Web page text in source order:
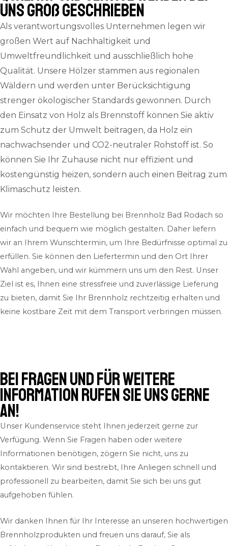
uns groß geschrieben
Als verantwortungsvolles Unternehmen legen wir
großen Wert auf Nachhaltigkeit und
Umweltfreundlichkeit und ausschließlich hohe
Qualität. Unsere Hölzer stammen aus regionalen
Wäldern und werden unter Berücksichtigung
strenger ökologischer Standards gewonnen. Durch
den Einsatz von Holz als Brennstoff können Sie aktiv
zum Schutz der Umwelt beitragen, da Holz ein
nachwachsender und CO2-neutraler Rohstoff ist. So
können Sie Ihr Zuhause nicht nur effizient und
kostengünstig heizen, sondern auch einen Beitrag zum
Klimaschutz leisten.
Wir möchten Ihre Bestellung bei Brennholz Bad Rodach so
einfach und bequem wie möglich gestalten. Daher liefern
wir an Ihrem Wunschtermin, um Ihre Bedürfnisse optimal zu
erfüllen. Sie können den Liefertermin und den Ort Ihrer
Wahl angeben, und wir kümmern uns um den Rest. Unser
Ziel ist es, Ihnen eine stressfreie und zuverlässige Lieferung
zu bieten, damit Sie Ihr Brennholz rechtzeitig erhalten und
keine kostbare Zeit mit dem Transport verbringen müssen.
Bei Fragen und für weitere
Information rufen Sie uns gerne
an!
Unser Kundenservice steht Ihnen jederzeit gerne zur
Verfügung. Wenn Sie Fragen haben oder weitere
Informationen benötigen, zögern Sie nicht, uns zu
kontaktieren. Wir sind bestrebt, Ihre Anliegen schnell und
professionell zu bearbeiten, damit Sie sich bei uns gut
aufgehoben fühlen.
Wir danken Ihnen für Ihr Interesse an unseren hochwertigen
Brennholzprodukten und freuen uns darauf, Sie als